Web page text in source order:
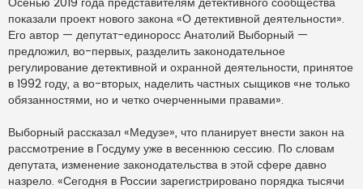
показали проект нового закона «О детективной деятельности».
Его автор — депутат-единоросс Анатолий Выборный —
предложил, во-первых, разделить законодательное
регулирование детективной и охранной деятельности, принятое
в 1992 году, а во-вторых, наделить частных сыщиков «не только
обязанностями, но и четко очерченными правами».
Выборный рассказал «Медузе», что планирует внести закон на
рассмотрение в Госдуму уже в весеннюю сессию. По словам
депутата, изменение законодательства в этой сфере давно
назрело. «Сегодня в России зарегистрировано порядка тысячи